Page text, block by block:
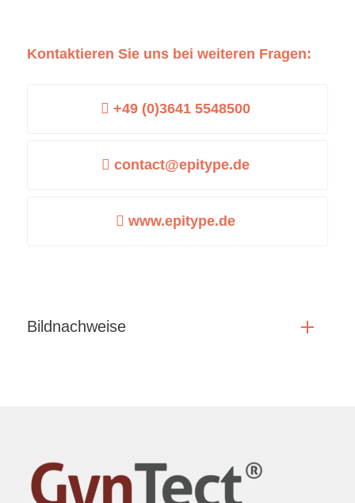
Kontaktieren Sie uns bei weiteren Fragen:
+49 (0)3641 5548500
contact@epitype.de
www.epitype.de
Bildnachweise